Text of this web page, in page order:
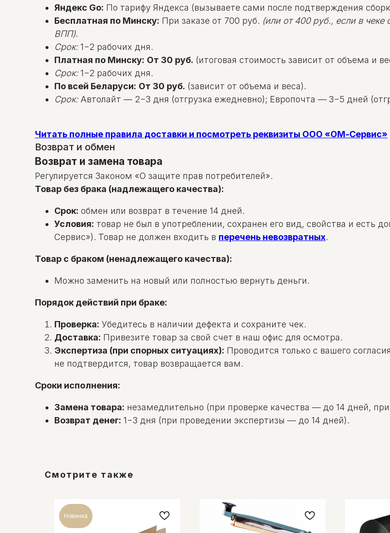
Яндекс Go: По тарифу Яндекса (вызываете сами после подтверждения
Бесплатная по Минску: При заказе от 700 руб. (или от 400 руб., если в
ВПП).
Срок:1−2 рабочих дня.
Платная по Минску: От 30 руб. (итоговая стоимость зависит от объема и
Срок:1−2 рабочих дня.
По всей Беларуси: От 30 руб. (зависит от объема и веса).
Срок:Автолайт — 2−3 дня (отгрузка ежедневно); Европочта — 3−5 дней
Читать полные правила доставки и посмотреть реквизиты ООО «ОМ-Сервис»
Возврат и обмен
Возврат и замена товара
Регулируется Законом «О защите прав потребителей».
Товар без брака (надлежащего качества):
Срок: обмен или возврат в течение 14 дней.
Условия: товар не был в употреблении, сохранен его вид, свойства и
Сервис»). Товар не должен входить в перечень невозвратных.
Товар с браком (ненадлежащего качества):
Можно заменить на новый или полностью вернуть деньги.
Порядок действий при браке:
Проверка: Убедитесь в наличии дефекта и сохраните чек.
Доставка: Привезите товар за свой счет в наш офис для осмотра.
Экспертиза (при спорных ситуациях): Проводится только с вашего
не подтвердится, товар возвращается вам.
Сроки исполнения:
Замена товара: незамедлительно (при проверке качества — до 14 дней,
Возврат денег: 1−3 дня (при проведении экспертизы — до 14 дней).
Смотрите также
Новинка